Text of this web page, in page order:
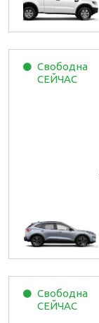
Свободна
СЕЙЧАС
Свободна
СЕЙЧАС